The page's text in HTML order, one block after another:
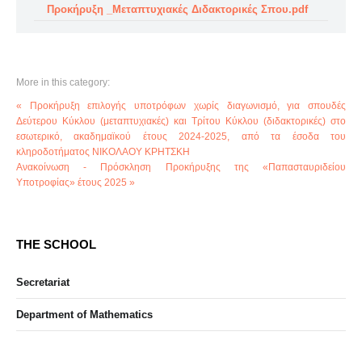
Προκήρυξη _Μεταπτυχιακές Διδακτορικές Σπου.pdf
More in this category:
« Προκήρυξη επιλογής υποτρόφων χωρίς διαγωνισμό, για σπουδές
Δεύτερου Κύκλου (μεταπτυχιακές) και Τρίτου Κύκλου (διδακτορικές) στο
εσωτερικό, ακαδημαϊκού έτους 2024-2025, από τα έσοδα του
κληροδοτήματος ΝΙΚΟΛΑΟΥ ΚΡΗΤΣΚΗ
Ανακοίνωση - Πρόσκληση Προκήρυξης της «Παπασταυριδείου
Υποτροφίας» έτους 2025 »
THE SCHOOL
Secretariat
Department of Mathematics